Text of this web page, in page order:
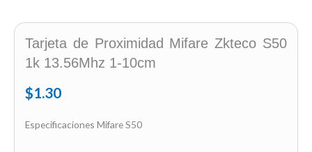
Tarjeta de Proximidad Mifare Zkteco S50
1k 13.56Mhz 1-10cm
$1.30
Especificaciones Mifare S50